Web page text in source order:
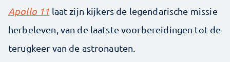
Apollo 11 laat zijn kijkers de legendarische missie
herbeleven, van de laatste voorbereidingen tot de
terugkeer van de astronauten.